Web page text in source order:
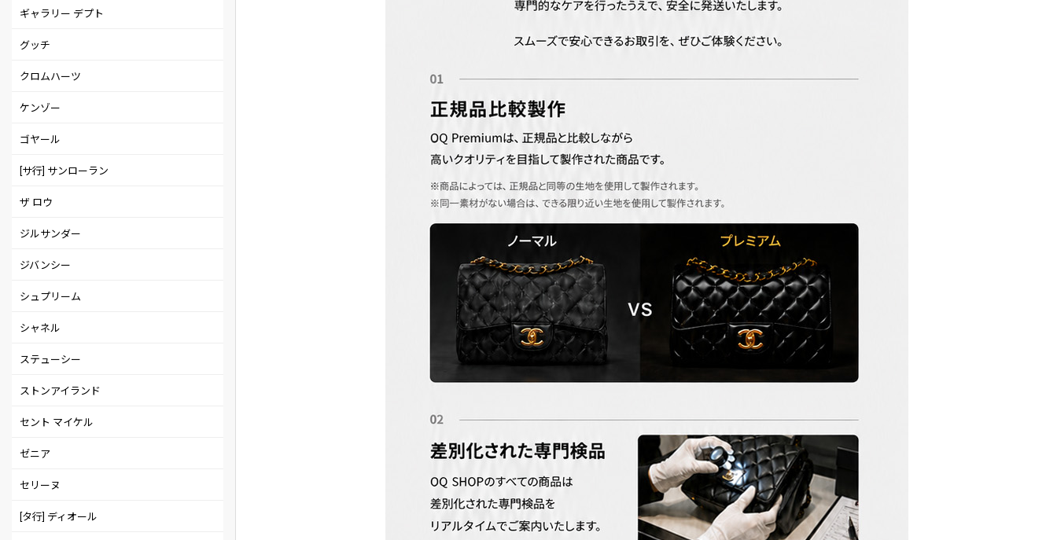
ギャラリー デプト
グッチ
クロムハーツ
ケンゾー
ゴヤール
[サ行] サンローラン
ザ ロウ
ジルサンダー
ジバンシー
シュプリーム
シャネル
ステューシー
ストンアイランド
セント マイケル
ゼニア
セリーヌ
[タ行] ディオール